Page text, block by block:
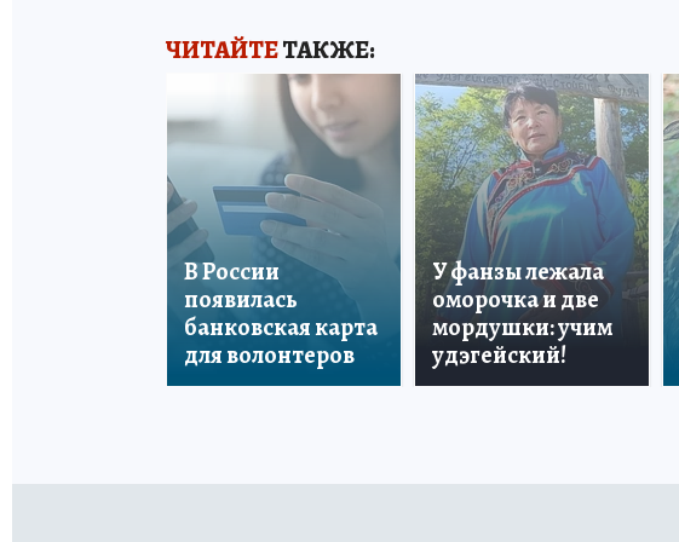
ЧИТАЙТЕТАКЖЕ:
В России
появилась
банковская карта
для волонтеров
У фанзы лежала
оморочка и две
мордушки: учим
удэгейский!